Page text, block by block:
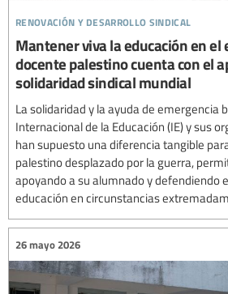
renovación y desarrollo sindical
Mantener viva la educación en el
docente palestino cuenta con el
solidaridad sindical mundial
La solidaridad y la ayuda de emergencia
Internacional de la Educación (IE) y sus
han supuesto una diferencia tangible
palestino desplazado por la guerra,
apoyando a su alumnado y defendiendo
educación en circunstancias
26 mayo 2026